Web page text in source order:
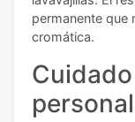
permanente que
cromática.